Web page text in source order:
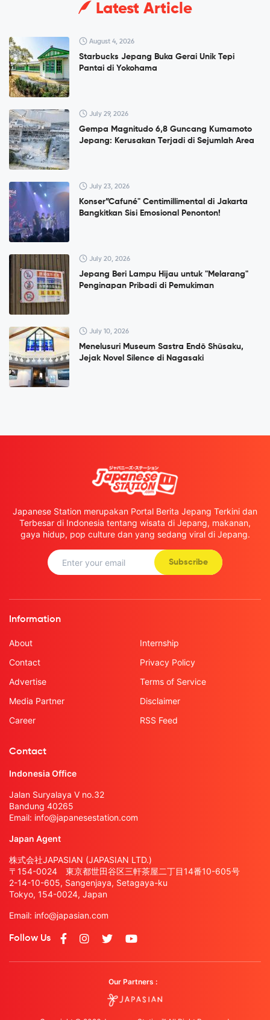
Latest Article
August 4, 2026
Starbucks Jepang Buka Gerai Unik Tepi
Pantai di Yokohama
July 29, 2026
Gempa Magnitudo 6,8 Guncang Kumamoto
Jepang: Kerusakan Terjadi di Sejumlah Area
July 23, 2026
Konser”Cafuné" Centimillimental di Jakarta
Bangkitkan Sisi Emosional Penonton!
July 20, 2026
Jepang Beri Lampu Hijau untuk "Melarang"
Penginapan Pribadi di Pemukiman
July 10, 2026
Menelusuri Museum Sastra Endō Shūsaku,
Jejak Novel Silence di Nagasaki
Japanese Station merupakan Portal Berita Jepang Terkini dan
Terbesar di Indonesia tentang wisata di Jepang, makanan,
gaya hidup, pop culture dan yang sedang viral di Jepang.
Subscribe
Information
About
Contact
Advertise
Media Partner
Career
Internship
Privacy Policy
Terms of Service
Disclaimer
RSS Feed
Contact
Indonesia Office
Jalan Suryalaya V no.32
Bandung 40265
Email: info@japanesestation.com
Japan Agent
株式会社JAPASIAN (JAPASIAN LTD.)
〒154-0024 東京都世田谷区三軒茶屋二丁目14番10-605号
2-14-10-605, Sangenjaya, Setagaya-ku
Tokyo, 154-0024, Japan
Email: info@japasian.com
Follow Us
Our Partners :